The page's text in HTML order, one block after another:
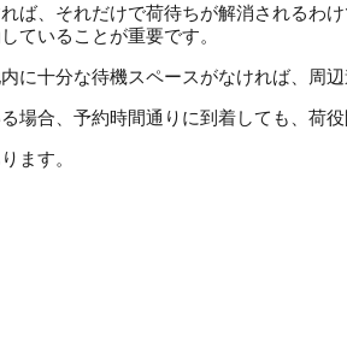
ば、それだけで荷待ちが解消されるわけ
ていることが重要です。
に十分な待機スペースがなければ、周
場合、予約時間通りに到着しても、荷
ます。